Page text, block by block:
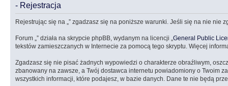
- Rejestracja
Rejestrując się na „” zgadzasz się na poniższe warunki. Jeśli się na nie nie
Forum „” działa na skrypcie phpBB, wydanym na licencji „ General Public
tekstów zamieszczanych w Internecie za pomocą tego skryptu. Więcej
Zgadzasz się nie pisać żadnych wypowiedzi o charakterze obraźliwym,
zbanowany na zawsze, a Twój dostawca internetu powiadomiony o Twoim
wszystkich informacji, które podajesz, w bazie danych. Dane te nie będą